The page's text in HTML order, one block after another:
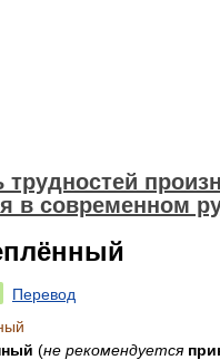
трудностей
в современном
Перевод
(не рекомендуется